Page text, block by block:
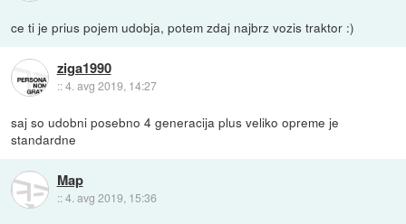
ce ti je prius pojem udobja, potem zdaj najbrz vozis traktor :)
ziga1990
::4. avg 2019, 14:27
saj so udobni posebno 4 generacija plus veliko opreme je
standardne
Map
::4. avg 2019, 15:36